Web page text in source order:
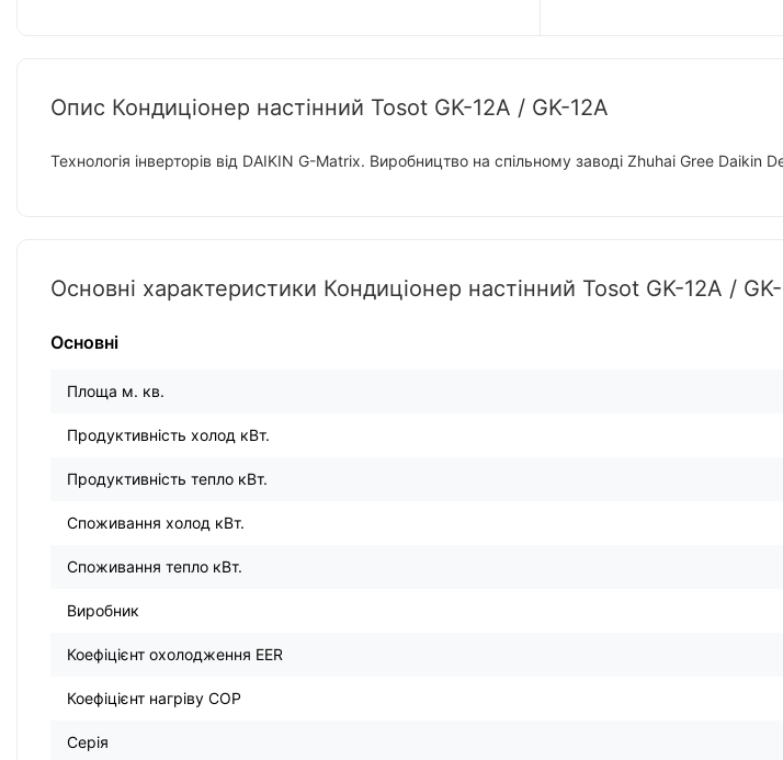
Опис Кондиціонер настінний Tosot GK-12A / GK-12A
Технологія інверторів від DAIKIN G-Matrix. Виробництво на спільному заводі Zhuhai Gree
Основні характеристики Кондиціонер настінний Tosot GK-12A /
Основні
Площа м. кв.
Продуктивність холод кВт.
Продуктивність тепло кВт.
Споживання холод кВт.
Споживання тепло кВт.
Виробник
Коефіцієнт охолодження EER
Коефіцієнт нагріву COP
Серія